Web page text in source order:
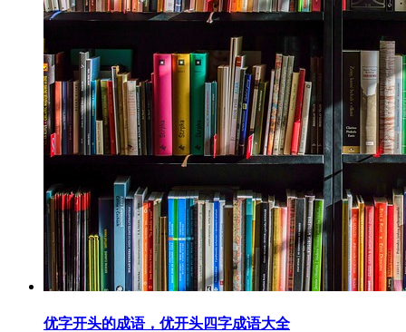
优字开头的成语，优开头四字成语大全